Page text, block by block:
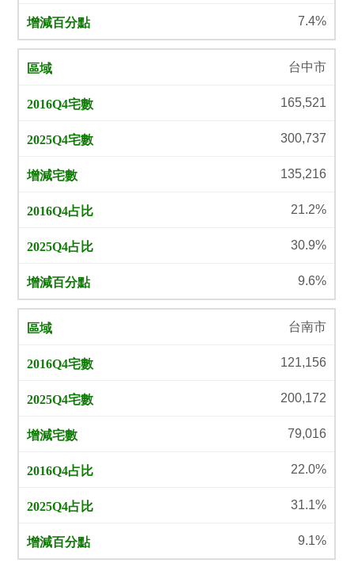
7.4%
台中市
165,521
300,737
135,216
21.2%
30.9%
9.6%
台南市
121,156
200,172
79,016
22.0%
31.1%
9.1%